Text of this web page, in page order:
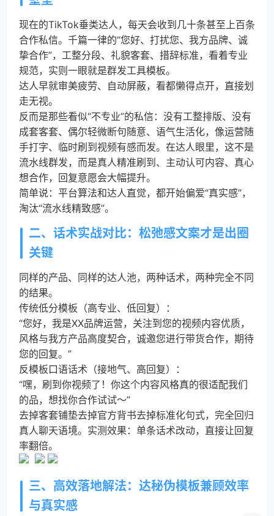
现在的TikTok垂类达人，每天会收到几十条甚至上百条
合作私信。千篇一律的“您好、打扰您、我方品牌、诚
挚合作”，工整分段、礼貌客套、措辞标准，看着专业
规范，实则一眼就是群发工具模板。
达人早就审美疲劳、自动屏蔽，看都懒得点开，直接划
走无视。
反而是那些看似“不专业”的私信：没有工整排版、没有
成套客套、偶尔轻微断句随意、语气生活化，像运营随
手打字、临时刷到视频有感而发。在达人眼里，这不是
流水线群发，而是真人精准刷到、主动认可内容、真心
想合作，回复意愿会大幅提升。
简单说：平台算法和达人直觉，都开始偏爱“真实感”，
淘汰“流水线精致感”。
二、话术实战对比：松弛感文案才是出圈
关键
同样的产品、同样的达人池，两种话术，两种完全不同
的结果。
传统低分模板（高专业、低回复）：
“您好，我是XX品牌运营，关注到您的视频内容优质，
风格与我方产品高度契合，诚邀您进行带货合作，期待
您的回复。”
反模板口语话术（接地气、高回复）：
“嘿，刷到你视频了！你这个内容风格真的很适配我们
的品，想找你合作试试～”
去掉客套铺垫去掉官方背书去掉标准化句式，完全回归
真人聊天语境。实测效果：单条话术改动，直接让回复
率翻倍。
三、高效落地解法：达秘伪模板兼顾效率
与真实感